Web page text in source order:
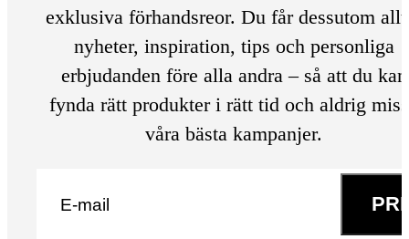
exklusiva förhandsreor. Du får dessutom
nyheter, inspiration, tips och personliga
erbjudanden före alla andra – så att du kan
fynda rätt produkter i rätt tid och aldrig
våra bästa kampanjer.